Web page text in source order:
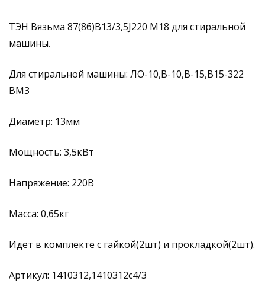
ТЭН Вязьма 87(86)В13/3,5J220 М18 для стиральной
машины.
Для стиральной машины: ЛО-10,В-10,В-15,В15-322
ВМ3
Диаметр: 13мм
Мощность: 3,5кВт
Напряжение: 220В
Масса: 0,65кг
Идет в комплекте с гайкой(2шт) и прокладкой(2шт).
Артикул: 1410312,1410312с4/3